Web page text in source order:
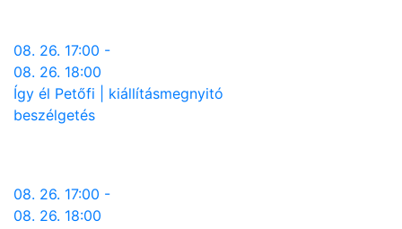
08. 26. 17:00 -
08. 26. 18:00
Így él Petőfi | kiállításmegnyitó
beszélgetés
08. 26. 17:00 -
08. 26. 18:00